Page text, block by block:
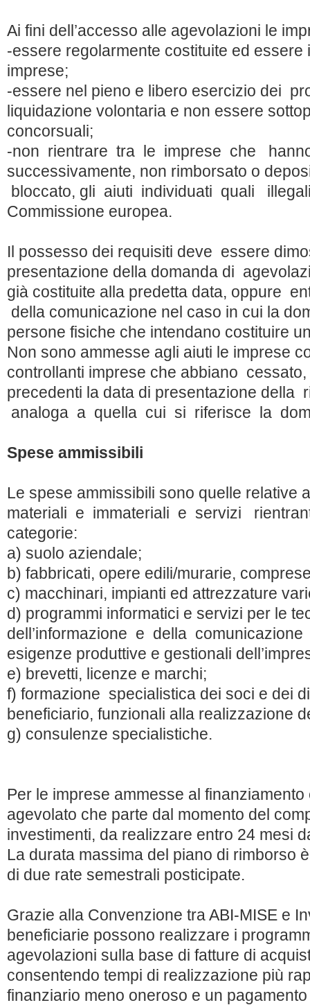
Ai fini dell’accesso alle agevolazioni le
-essere regolarmente costituite ed essere
imprese;
-essere nel pieno e libero esercizio dei
liquidazione volontaria e non essere
concorsuali;
-non rientrare tra le imprese che
successivamente, non rimborsato o
bloccato, gli aiuti individuati quali
Commissione europea.
Il possesso dei requisiti deve essere
presentazione della domanda di
già costituite alla predetta data, oppure
della comunicazione nel caso in cui la
persone fisiche che intendano costituire
Non sono ammesse agli aiuti le imprese
controllanti imprese che abbiano
precedenti la data di presentazione della
analoga a quella cui si riferisce la
Spese ammissibili
Le spese ammissibili sono quelle relative
materiali e immateriali e servizi
categorie:
a) suolo aziendale;
b) fabbricati, opere edili/murarie,
c) macchinari, impianti ed attrezzature
d) programmi informatici e servizi per le
dell’informazione e della
esigenze produttive e gestionali
e) brevetti, licenze e marchi;
f) formazione specialistica dei soci e dei
beneficiario, funzionali alla realizzazione
g) consulenze specialistiche.
Per le imprese ammesse al
agevolato che parte dal momento del
investimenti, da realizzare entro 24 mesi
La durata massima del piano di rimborso
di due rate semestrali posticipate.
Grazie alla Convenzione tra ABI-MISE e
beneficiarie possono realizzare i
agevolazioni sulla base di fatture di
consentendo tempi di realizzazione più
finanziario meno oneroso e un